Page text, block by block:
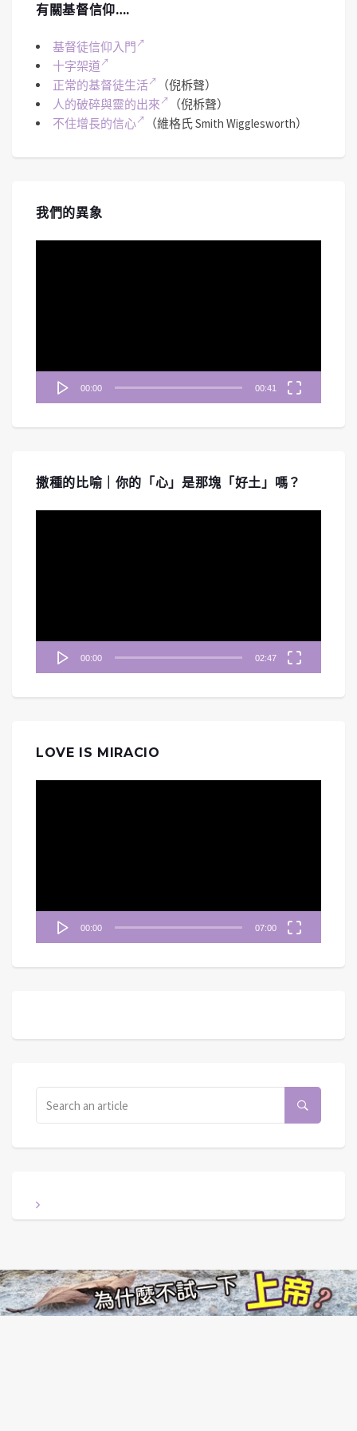
有關基督信仰….
基督徒信仰入門
十字架道
正常的基督徒生活
（倪柝聲）
人的破碎與靈的出來
（倪柝聲）
不住增長的信心
（維格氏 Smith Wigglesworth）
我們的異象
00:00 00:41
撒種的比喻｜你的「心」是那塊「好土」嗎？
00:00 02:47
LOVE IS MIRACIO
00:00 07:00